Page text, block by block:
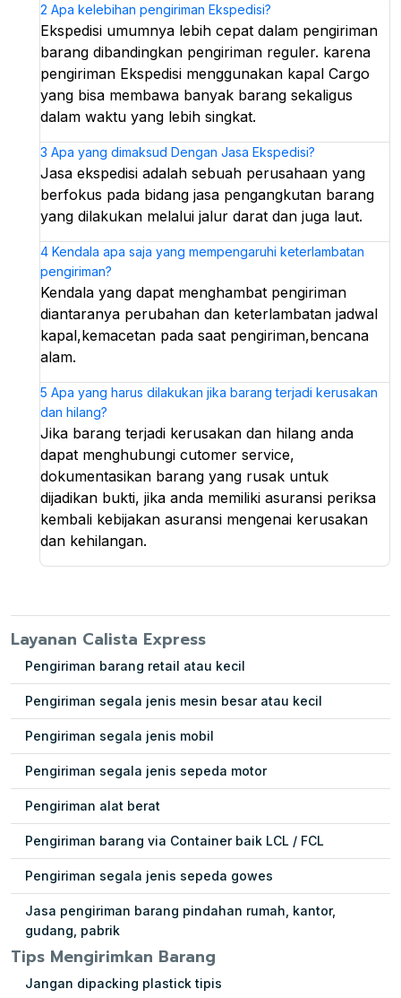
2 Apa kelebihan pengiriman Ekspedisi?
Ekspedisi umumnya lebih cepat dalam pengiriman
barang dibandingkan pengiriman reguler. karena
pengiriman Ekspedisi menggunakan kapal Cargo
yang bisa membawa banyak barang sekaligus
dalam waktu yang lebih singkat.
3 Apa yang dimaksud Dengan Jasa Ekspedisi?
Jasa ekspedisi adalah sebuah perusahaan yang
berfokus pada bidang jasa pengangkutan barang
yang dilakukan melalui jalur darat dan juga laut.
4 Kendala apa saja yang mempengaruhi keterlambatan
pengiriman?
Kendala yang dapat menghambat pengiriman
diantaranya perubahan dan keterlambatan jadwal
kapal,kemacetan pada saat pengiriman,bencana
alam.
5 Apa yang harus dilakukan jika barang terjadi kerusakan
dan hilang?
Jika barang terjadi kerusakan dan hilang anda
dapat menghubungi cutomer service,
dokumentasikan barang yang rusak untuk
dijadikan bukti, jika anda memiliki asuransi periksa
kembali kebijakan asuransi mengenai kerusakan
dan kehilangan.
Layanan Calista Express
Pengiriman barang retail atau kecil
Pengiriman segala jenis mesin besar atau kecil
Pengiriman segala jenis mobil
Pengiriman segala jenis sepeda motor
Pengiriman alat berat
Pengiriman barang via Container baik LCL / FCL
Pengiriman segala jenis sepeda gowes
Jasa pengiriman barang pindahan rumah, kantor,
gudang, pabrik
Tips Mengirimkan Barang
Jangan dipacking plastick tipis